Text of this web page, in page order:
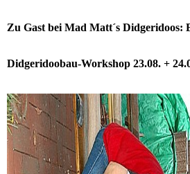
Zu Gast bei Mad Matt´s Didgeridoos:
Didgeridoobau-Workshop 23.08. +